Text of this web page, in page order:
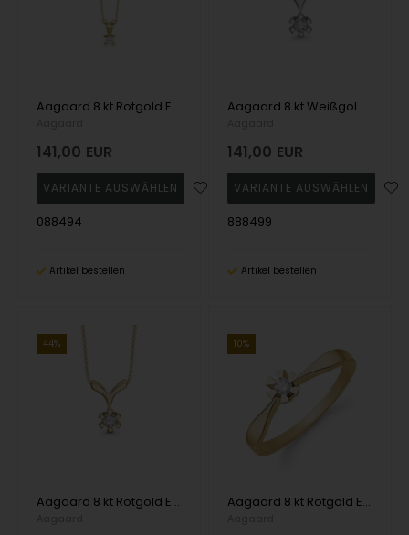
Aagaard 8 kt Rotgold Eternity 4-Greifer-Anhänger
141,00 EUR
088494
Artikel bestellen
Aagaard 8 kt Weißgold Eternity 6-Greifer-Anhänger
141,00 EUR
888499
Artikel bestellen
44%
Aagaard 8 kt Rotgold Eternity 6-Greifer-Anhänger mit Diamant
10%
Aagaard 8 kt Rotgold Ewigkeitsring mit 6 Diamanten